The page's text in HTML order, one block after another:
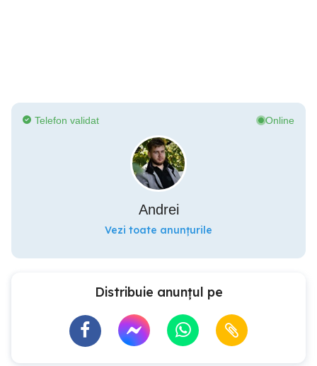
Telefon validat Online
Andrei
Vezi toate anunțurile
Distribuie anunțul pe